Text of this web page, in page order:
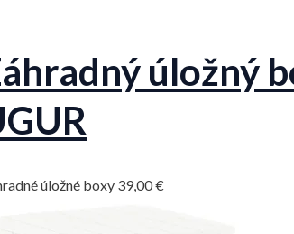
úložný
úložné boxy 39,00€